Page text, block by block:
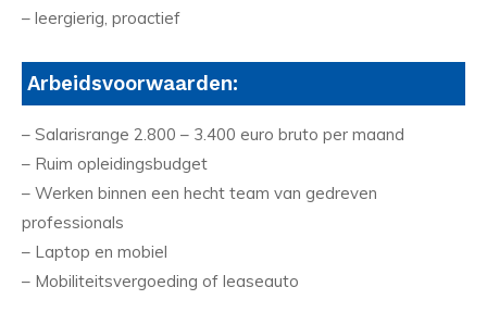
– leergierig, proactief
Arbeidsvoorwaarden:
– Salarisrange 2.800 – 3.400 euro bruto per maand
– Ruim opleidingsbudget
– Werken binnen een hecht team van gedreven
professionals
– Laptop en mobiel
– Mobiliteitsvergoeding of leaseauto